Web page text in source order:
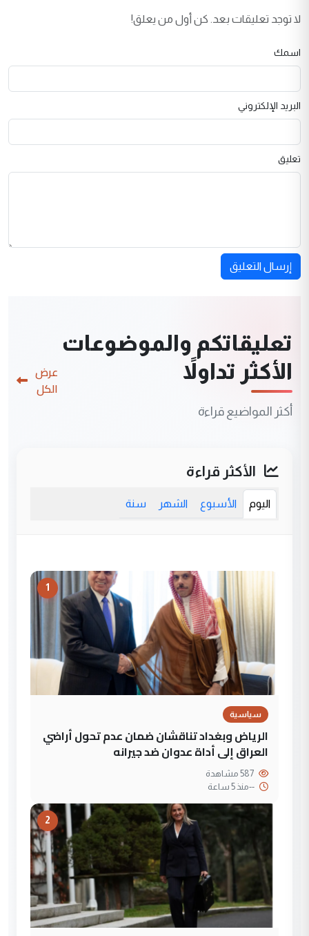
لا توجد تعليقات بعد. كن أول من يعلق!
اسمك
البريد الإلكتروني
تعليق
إرسال التعليق
تعليقاتكم والموضوعات
الأكثر تداولاً
أكثر المواضيع قراءة
عرض
الكل
الأكثر قراءة
اليوم الأسبوع الشهر سنة
1
سياسية
الرياض وبغداد تناقشان ضمان عدم تحول أراضي
العراق إلى أداة عدوان ضد جيرانه
--منذ 5 ساعة
2